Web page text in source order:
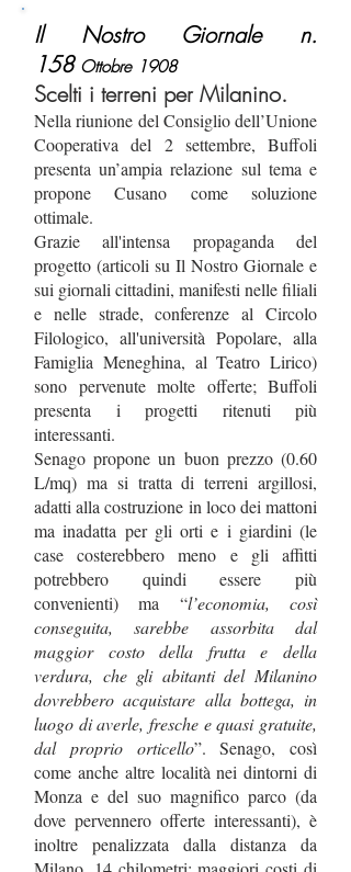
Il Nostro Giornale n.
158 Ottobre 1908
Scelti i terreni per Milanino.
Nella riunione del Consiglio dell’Unione
Cooperativa del 2 settembre, Buffoli
presenta un’ampia relazione sul tema e
propone Cusano come soluzione
ottimale.
Grazie all'intensa propaganda del
progetto (articoli su Il Nostro Giornale e
sui giornali cittadini, manifesti nelle filiali
e nelle strade, conferenze al Circolo
Filologico, all'università Popolare, alla
Famiglia Meneghina, al Teatro Lirico)
sono pervenute molte offerte; Buffoli
presenta i progetti ritenuti più
interessanti.
Senago propone un buon prezzo (0.60
L/mq) ma si tratta di terreni argillosi,
adatti alla costruzione in loco dei mattoni
ma inadatta per gli orti e i giardini (le
case costerebbero meno e gli affitti
potrebbero quindi essere più
convenienti) ma “l’economia, così
conseguita, sarebbe assorbita dal
maggior costo della frutta e della
verdura, che gli abitanti del Milanino
dovrebbero acquistare alla bottega, in
luogo di averle, fresche e quasi gratuite,
dal proprio orticello”. Senago, così
come anche altre località nei dintorni di
Monza e del suo magnifico parco (da
dove pervennero offerte interessanti), è
inoltre penalizzata dalla distanza da